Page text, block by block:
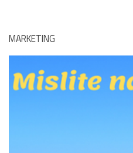
MARKETING